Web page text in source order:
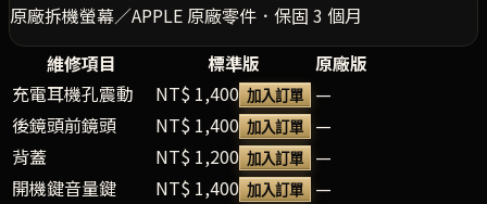
原廠拆機螢幕／APPLE 原廠零件．保固 3 個月
維修項目
標準版
原廠版
充電耳機孔震動
NT$ 1,400 加入訂單
—
後鏡頭前鏡頭
NT$ 1,400 加入訂單
—
背蓋
NT$ 1,200 加入訂單
—
開機鍵音量鍵
NT$ 1,400 加入訂單
—